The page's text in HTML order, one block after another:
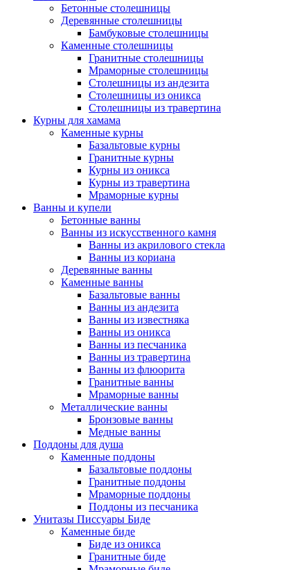
Бетонные столешницы
Деревянные столешницы
Бамбуковые столешницы
Каменные столешницы
Гранитные столешницы
Мраморные столешницы
Столешницы из андезита
Столешницы из оникса
Столешницы из травертина
Курны для хамама
Каменные курны
Базальтовые курны
Гранитные курны
Курны из оникса
Курны из травертина
Мраморные курны
Ванны и купели
Бетонные ванны
Ванны из искусственного камня
Ванны из акрилового стекла
Ванны из кориана
Деревянные ванны
Каменные ванны
Базальтовые ванны
Ванны из андезита
Ванны из известняка
Ванны из оникса
Ванны из песчаника
Ванны из травертина
Ванны из флюорита
Гранитные ванны
Мраморные ванны
Металлические ванны
Бронзовые ванны
Медные ванны
Поддоны для душа
Каменные поддоны
Базальтовые поддоны
Гранитные поддоны
Мраморные поддоны
Поддоны из песчаника
Унитазы Писсуары Биде
Каменные биде
Биде из оникса
Гранитные биде